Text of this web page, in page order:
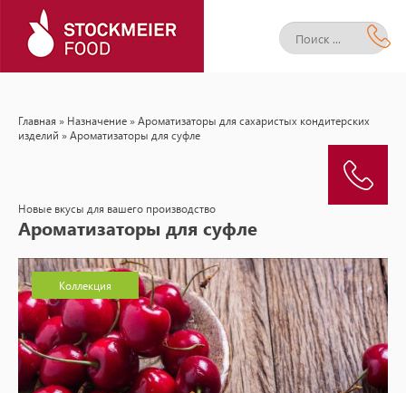
Главная » Назначение »Ароматизаторы для сахаристых кондитерских
изделий » Ароматизаторы для суфле
Новые вкусы для вашего производство
Ароматизаторы для суфле
Коллекция